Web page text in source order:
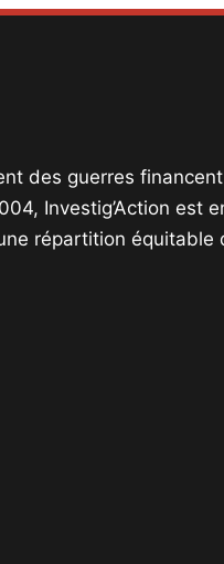
des guerres
Investig’Action est
répartition équitable